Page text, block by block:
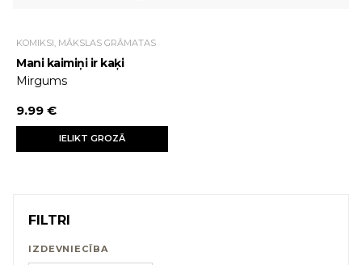
FILTRI
IZDEVNIECĪBA
KOMIKSI, MĀKSLAS GRĀMATAS
Mani kaimiņi ir kaķi
Mirgums
9.99 €
IELIKT GROZĀ